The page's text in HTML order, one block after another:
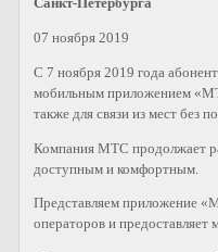
Санкт-Петербурга
07 ноября 2019
С 7 ноября 2019 года
мобильным приложением
также для связи из мест без
Компания МТС продолжает
доступным и комфортным.
Представляем приложение
операторов и предоставляет